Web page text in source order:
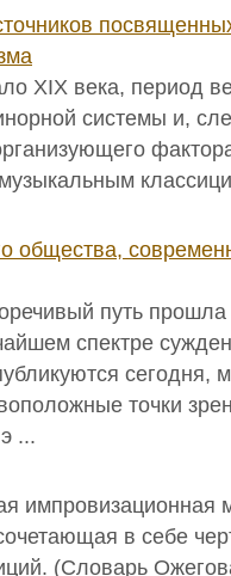
XIX века, период
системы и,
общества,
путь прошла
спектре
сегодня,
точки
...
импровизационная
в себе
(Словарь